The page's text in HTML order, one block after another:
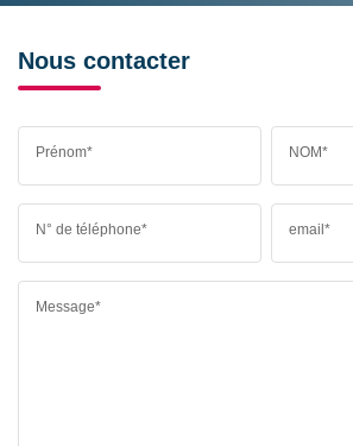
Nous contacter
Prénom* NOM*
N° de téléphone* email*
Message*